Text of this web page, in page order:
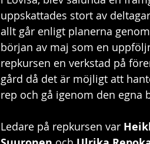
uppskattades stort av
allt går enligt planerna
början av maj som en
repkursen en verkstad på
gård då det är möjligt att
rep och gå igenom den egna
Ledare på repkursen var